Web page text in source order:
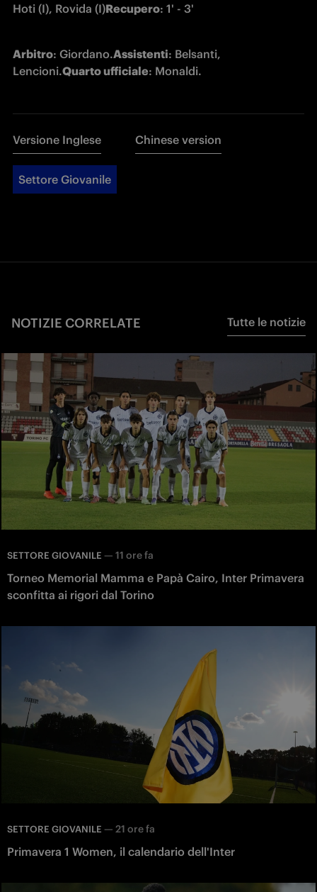
Hoti (I), Rovida (I)Recupero: 1' - 3'
Arbitro: Giordano.Assistenti: Belsanti,
Lencioni.Quarto ufficiale: Monaldi.
Versione Inglese Chinese version
Settore Giovanile
NOTIZIE CORRELATE Tutte le notizie
SETTORE GIOVANILE — 11 ore fa
Torneo Memorial Mamma e Papà Cairo, Inter Primavera
sconfitta ai rigori dal Torino
SETTORE GIOVANILE — 21 ore fa
Primavera 1 Women, il calendario dell'Inter